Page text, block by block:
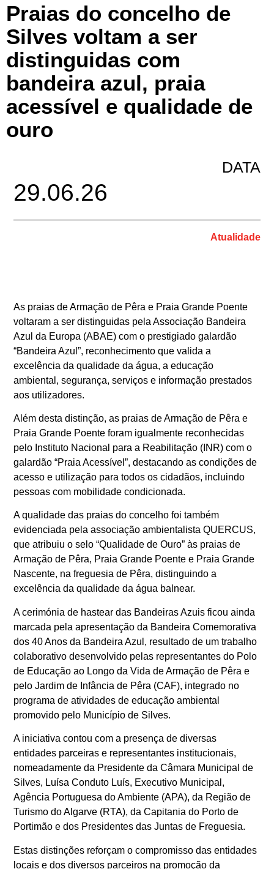
Praias do concelho de
Silves voltam a ser
distinguidas com
bandeira azul, praia
acessível e qualidade de
ouro
DATA
29.06.26
Atualidade
As praias de Armação de Pêra e Praia Grande Poente
voltaram a ser distinguidas pela Associação Bandeira
Azul da Europa (ABAE) com o prestigiado galardão
“Bandeira Azul”, reconhecimento que valida a
excelência da qualidade da água, a educação
ambiental, segurança, serviços e informação prestados
aos utilizadores.
Além desta distinção, as praias de Armação de Pêra e
Praia Grande Poente foram igualmente reconhecidas
pelo Instituto Nacional para a Reabilitação (INR) com o
galardão “Praia Acessível”, destacando as condições de
acesso e utilização para todos os cidadãos, incluindo
pessoas com mobilidade condicionada.
A qualidade das praias do concelho foi também
evidenciada pela associação ambientalista QUERCUS,
que atribuiu o selo “Qualidade de Ouro” às praias de
Armação de Pêra, Praia Grande Poente e Praia Grande
Nascente, na freguesia de Pêra, distinguindo a
excelência da qualidade da água balnear.
A cerimónia de hastear das Bandeiras Azuis ficou ainda
marcada pela apresentação da Bandeira Comemorativa
dos 40 Anos da Bandeira Azul, resultado de um trabalho
colaborativo desenvolvido pelas representantes do Polo
de Educação ao Longo da Vida de Armação de Pêra e
pelo Jardim de Infância de Pêra (CAF), integrado no
programa de atividades de educação ambiental
promovido pelo Município de Silves.
A iniciativa contou com a presença de diversas
entidades parceiras e representantes institucionais,
nomeadamente da Presidente da Câmara Municipal de
Silves, Luísa Conduto Luís, Executivo Municipal,
Agência Portuguesa do Ambiente (APA), da Região de
Turismo do Algarve (RTA), da Capitania do Porto de
Portimão e dos Presidentes das Juntas de Freguesia.
Estas distinções reforçam o compromisso das entidades
locais e dos diversos parceiros na promoção da